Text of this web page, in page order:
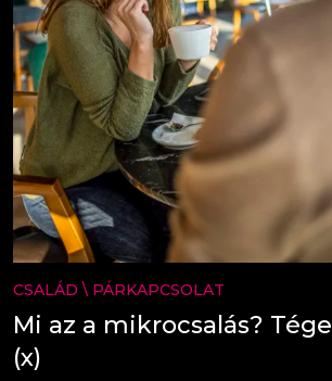
CSALÁD \ PÁRKAPCSOLAT
Mi az a mikrocsalás?
(x)